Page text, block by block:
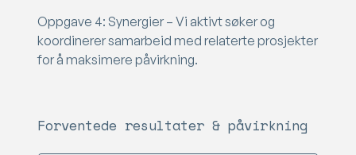
Oppgave 4: Synergier – Vi aktivt søker og
koordinerer samarbeid med relaterte prosjekter
for å maksimere påvirkning.
Forventede resultater & påvirkning